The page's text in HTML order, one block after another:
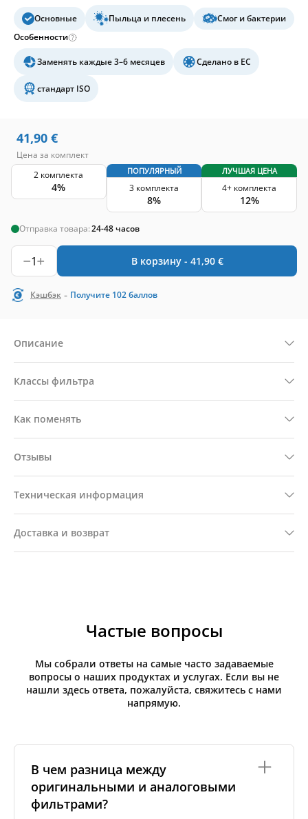
Основные Пыльца и плесень
Смог и бактерии
Особенности
Заменять каждые 3–6 месяцев Сделано в ЕС
стандарт ISO
41,90 €
Цена за комплект
2 комплекта
4%
ПОПУЛЯРНЫЙ
3 комплекта
8%
ЛУЧШАЯ ЦЕНА
4+ комплекта
12%
Отправка товара:24-48 часов
1 В корзину - 41,90 €
Кэшбэк - Получите 102баллов
Описание
Классы фильтра
Как поменять
Отзывы
Техническая информация
Доставка и возврат
Частые вопросы
Мы собрали ответы на самые часто задаваемые
вопросы о наших продуктах и услугах. Если вы не
нашли здесь ответа, пожалуйста, свяжитесь с нами
напрямую.
В чем разница между
оригинальными и аналоговыми
фильтрами?